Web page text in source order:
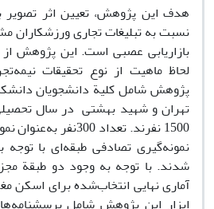
هدف این پژوهش، تعیین اثر
نسبت به تبلیغات تجاری ورزشکاران
بازاریابی عصبی است. این پژوهش
لحاظ ماهیت از نوع تحقیقات
پژوهش شامل کلیة دانشجویان
1500 نفرند. تعداد
نمونه‌گیری تصادفی طبقه‌ای با
شدند. با توجه به وجود دو طبقة
ابزار این پژوهش شامل